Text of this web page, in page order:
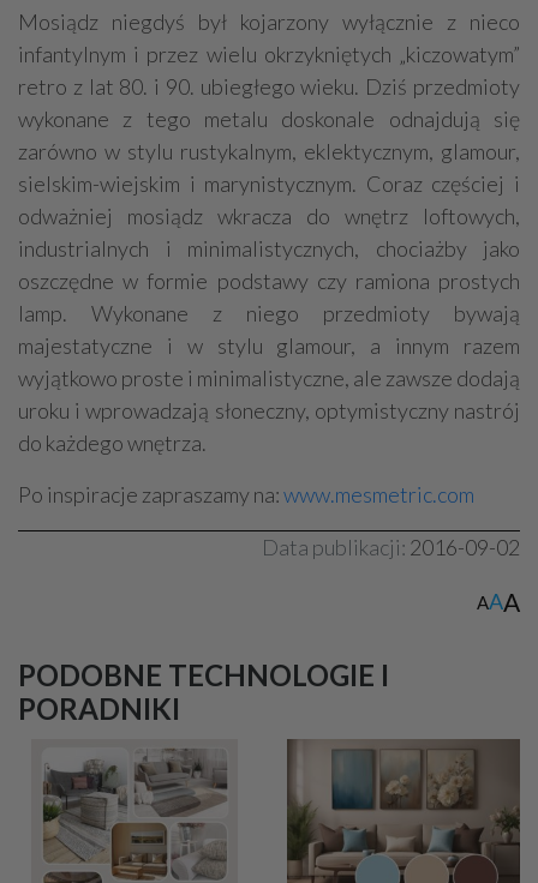
Mosiądz niegdyś był kojarzony wyłącznie z nieco
infantylnym i przez wielu okrzykniętych „kiczowatym”
retro z lat 80. i 90. ubiegłego wieku. Dziś przedmioty
wykonane z tego metalu doskonale odnajdują się
zarówno w stylu rustykalnym, eklektycznym, glamour,
sielskim-wiejskim i marynistycznym. Coraz częściej i
odważniej mosiądz wkracza do wnętrz loftowych,
industrialnych i minimalistycznych, chociażby jako
oszczędne w formie podstawy czy ramiona prostych
lamp. Wykonane z niego przedmioty bywają
majestatyczne i w stylu glamour, a innym razem
wyjątkowo proste i minimalistyczne, ale zawsze dodają
uroku i wprowadzają słoneczny, optymistyczny nastrój
do każdego wnętrza.
Po inspiracje zapraszamy na:www.mesmetric.com
Data publikacji: 2016-09-02
AAA
PODOBNE TECHNOLOGIE I
PORADNIKI